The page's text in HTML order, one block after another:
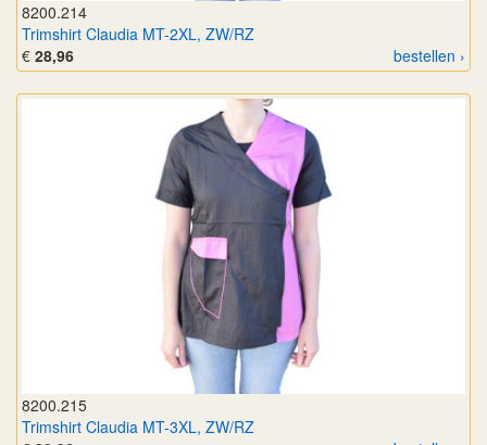
8200.214
Trimshirt Claudia MT-2XL, ZW/RZ
bestellen ›
€ 28,96
8200.215
Trimshirt Claudia MT-3XL, ZW/RZ